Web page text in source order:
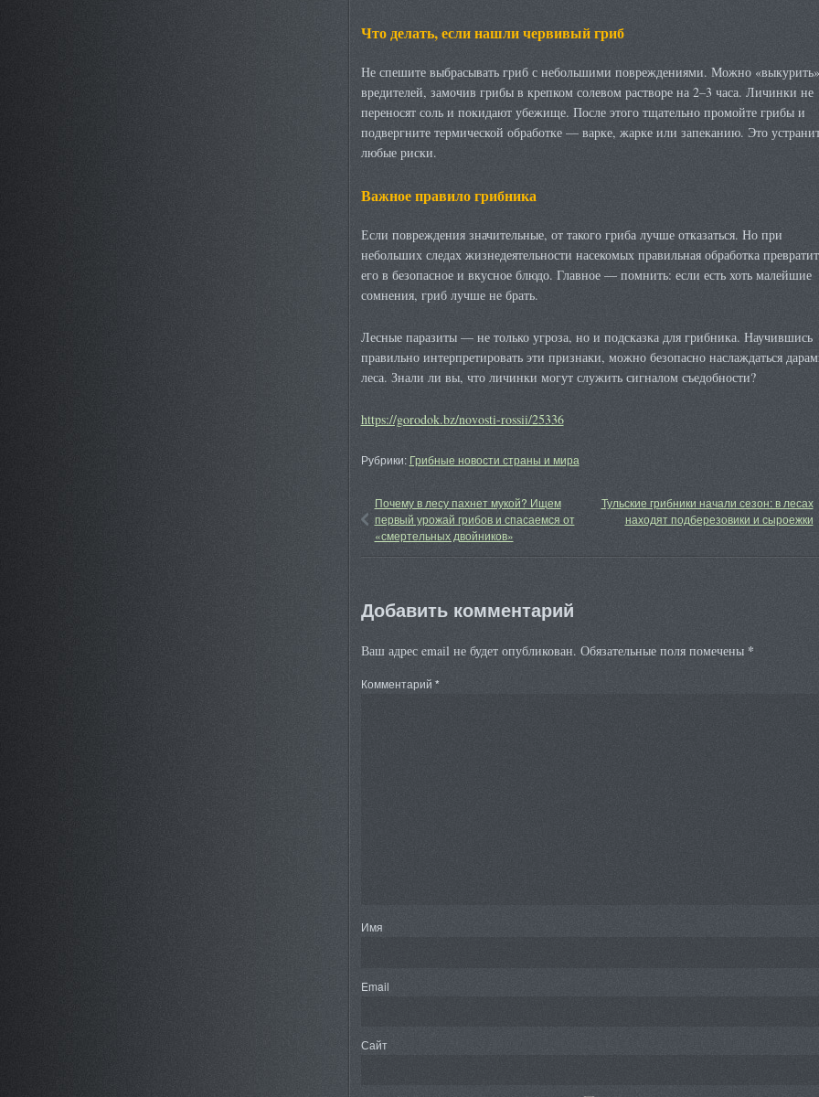
Что делать, если нашли червивый гриб
Не спешите выбрасывать гриб с небольшими повреждениями. Можно «выкурить»
вредителей, замочив грибы в крепком солевом растворе на 2–3 часа. Личинки не
переносят соль и покидают убежище. После этого тщательно промойте грибы и
подвергните термической обработке — варке, жарке или запеканию. Это
любые риски.
Важное правило грибника
Если повреждения значительные, от такого гриба лучше отказаться. Но при
небольших следах жизнедеятельности насекомых правильная обработка превратит
его в безопасное и вкусное блюдо. Главное — помнить: если есть хоть малейшие
сомнения, гриб лучше не брать.
Лесные паразиты — не только угроза, но и подсказка для грибника. Научившись
правильно интерпретировать эти признаки, можно безопасно наслаждаться
леса. Знали ли вы, что личинки могут служить сигналом съедобности?
https://gorodok.bz/novosti-rossii/25336
Рубрики: Грибные новости страны и мира
Почему в лесу пахнет мукой? Ищем
первый урожай грибов и спасаемся от
«смертельных двойников»
Тульские грибники начали сезон: в лесах
находят подберезовики и сыроежки
Добавить комментарий
Ваш адрес email не будет опубликован. Обязательные поля помечены *
Комментарий *
Имя
Email
Сайт